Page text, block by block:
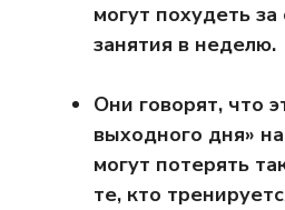
могут похудеть
занятия в неделю.
Они говорят, что
выходного дня»
могут потерять
те, кто